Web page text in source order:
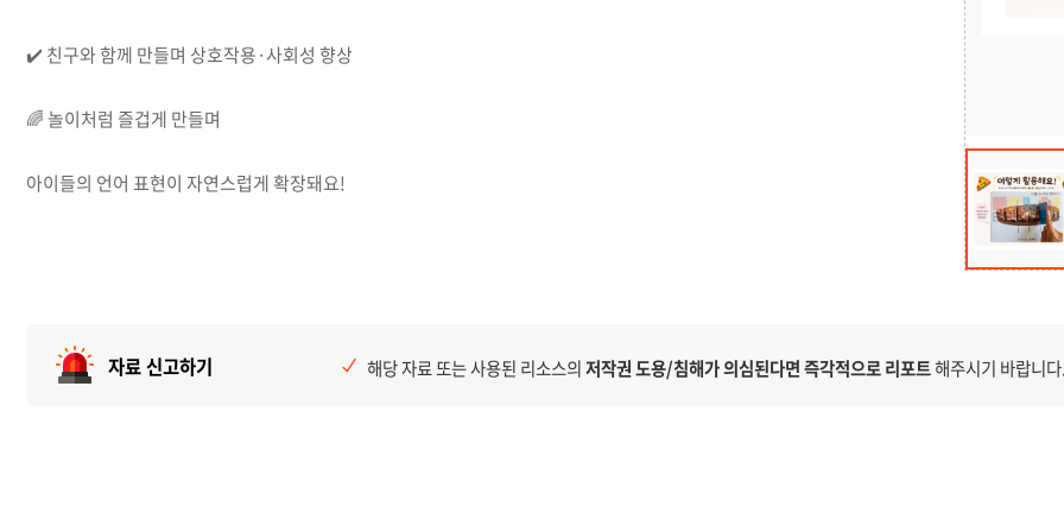
✔️ 친구와 함께 만들며 상호작용·사회성 향상
🌈 놀이처럼 즐겁게 만들며
아이들의 언어 표현이 자연스럽게 확장돼요!
자료 신고하기 해당 자료 또는 사용된 리소스의저작권 도용/침해가 의심된다면 즉각적으로 리포트해주시기 바랍니